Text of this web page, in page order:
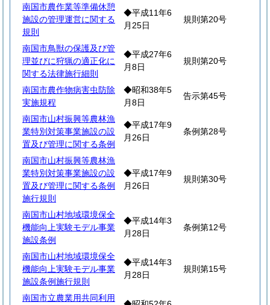
南国市農作業等準備休憩
施設の管理運営に関する
規則
◆平成11年6
月25日
規則第20号
南国市鳥獣の保護及び管
理並びに狩猟の適正化に
関する法律施行細則
◆平成27年6
月8日
規則第20号
南国市農作物病害虫防除
実施規程
◆昭和38年5
月8日
告示第45号
南国市山村振興等農林漁
業特別対策事業施設の設
置及び管理に関する条例
◆平成17年9
月26日
条例第28号
南国市山村振興等農林漁
業特別対策事業施設の設
置及び管理に関する条例
施行規則
◆平成17年9
月26日
規則第30号
南国市山村地域環境保全
機能向上実験モデル事業
施設条例
◆平成14年3
月28日
条例第12号
南国市山村地域環境保全
機能向上実験モデル事業
施設条例施行規則
◆平成14年3
月28日
規則第15号
南国市立農業用共同利用